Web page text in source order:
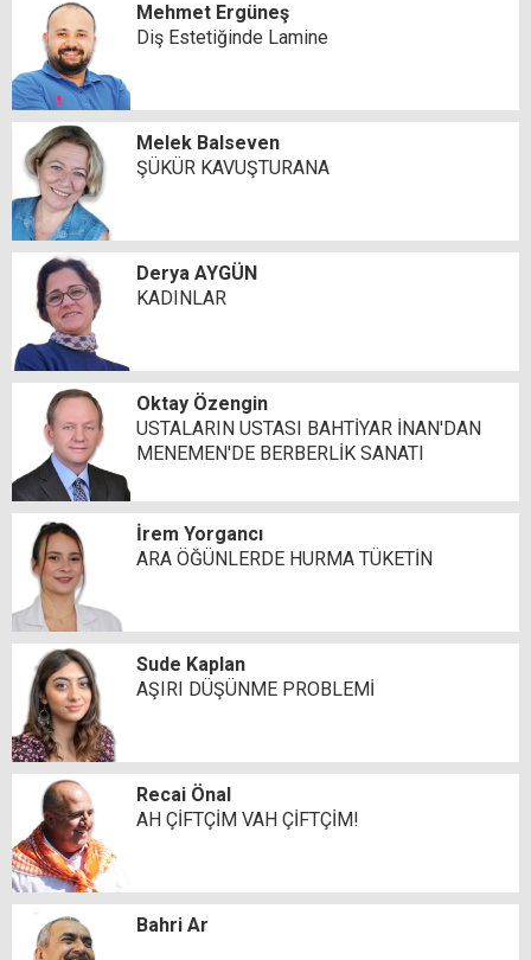
Mehmet Ergüneş
Diş Estetiğinde Lamine
Melek Balseven
ŞÜKÜR KAVUŞTURANA
Derya AYGÜN
KADINLAR
Oktay Özengin
USTALARIN USTASI BAHTİYAR İNAN'DAN
MENEMEN'DE BERBERLİK SANATI
İrem Yorgancı
ARA ÖĞÜNLERDE HURMA TÜKETİN
Sude Kaplan
AŞIRI DÜŞÜNME PROBLEMİ
Recai Önal
AH ÇİFTÇİM VAH ÇİFTÇİM!
Bahri Ar